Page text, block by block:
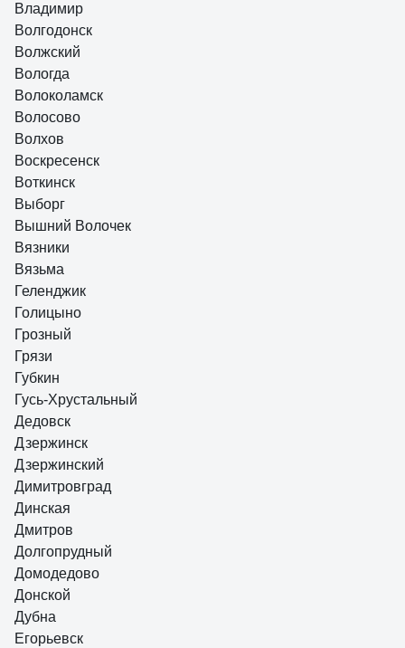
Владимир
Волгодонск
Волжский
Вологда
Волоколамск
Волосово
Волхов
Воскресенск
Воткинск
Выборг
Вышний Волочек
Вязники
Вязьма
Геленджик
Голицыно
Грозный
Грязи
Губкин
Гусь-Хрустальный
Дедовск
Дзержинск
Дзержинский
Димитровград
Динская
Дмитров
Долгопрудный
Домодедово
Донской
Дубна
Егорьевск